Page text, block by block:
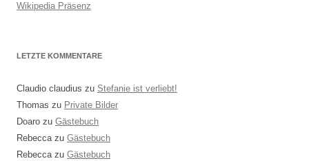
Wikipedia Präsenz
LETZTE KOMMENTARE
Claudio claudius zu Stefanie ist verliebt!
Thomas zu Private Bilder
Doaro zu Gästebuch
Rebeccazu Gästebuch
Rebeccazu Gästebuch